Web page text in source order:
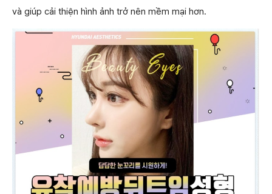
và giúp cải thiện hình ảnh trở nên mềm mại hơn.